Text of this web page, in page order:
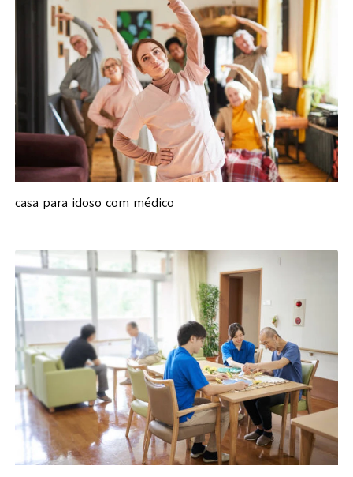
casa para idoso com médico